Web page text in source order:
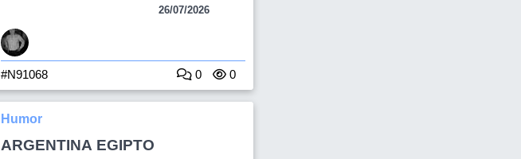
26/07/2026
#N91068 0 0
Humor
ARGENTINA EGIPTO